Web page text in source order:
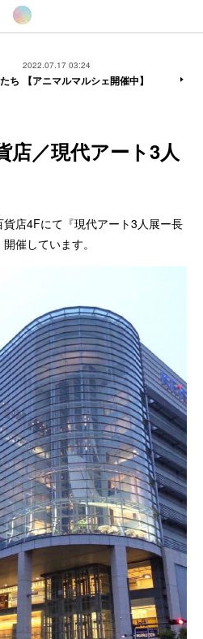
ち
2022.07.17 03:24
【アニマルマルシェ開催中】
店／現代アート3人
店4Fにて『現代アート3人展ー長
催しています。